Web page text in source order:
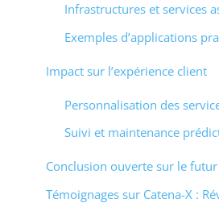
Infrastructures et services
Exemples d’applications
Impact sur l’expérience client
Personnalisation des
Suivi et maintenance
Conclusion ouverte sur le futur
Témoignages sur Catena-X :